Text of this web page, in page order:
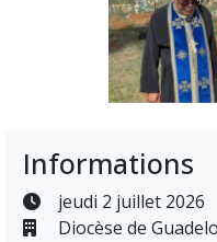
Informations
jeudi 2 juillet 2026
Diocèse de